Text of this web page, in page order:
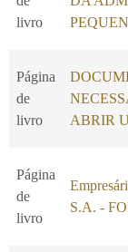
livro
Página
de
livro
ABRIR
Página
de
livro
S.A. -